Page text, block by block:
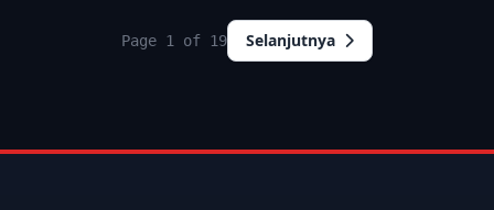
Page 1 of 19 Selanjutnya